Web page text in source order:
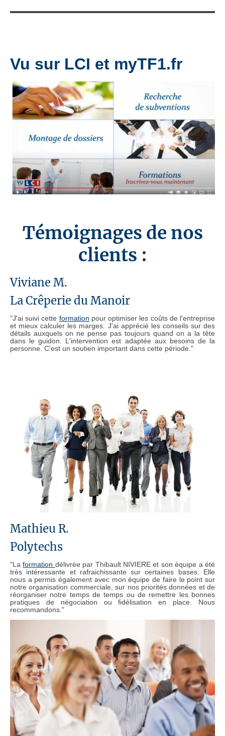
Vu sur LCI et myTF1.fr
Témoignages de nos
clients :
Viviane M.
La Crêperie du Manoir
"J'ai suivi cette formation pour optimiser les coûts de l'entreprise
et mieux calculer les marges. J'ai apprécié les conseils sur des
détails auxquels on ne pense pas toujours quand on a la tête
dans le guidon. L'intervention est adaptée aux besoins de la
personne. C'est un soutien important dans cette période."
Mathieu R.
Polytechs
"Laformation délivrée par Thibault NIVIERE et son équipe a été
très intéressante et rafraichissante sur certaines bases. Elle
nous a permis également avec mon équipe de faire le point sur
notre organisation commerciale, sur nos priorités données et de
réorganiser notre temps de temps ou de remettre les bonnes
pratiques de négociation ou fidélisation en place. Nous
recommandons."